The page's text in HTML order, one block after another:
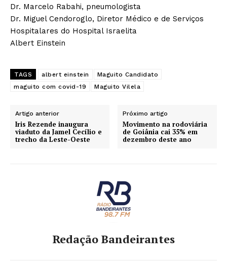
Dr. Marcelo Rabahi, pneumologista
Dr. Miguel Cendoroglo, Diretor Médico e de Serviços
Hospitalares do Hospital Israelita
Albert Einstein
TAGS albert einstein
Maguito Candidato
maguito com covid-19
Maguito Vilela
Artigo anterior
Iris Rezende inaugura
viaduto da Jamel Cecílio e
trecho da Leste-Oeste
Próximo artigo
Movimento na rodoviária
de Goiânia cai 35% em
dezembro deste ano
Redação Bandeirantes